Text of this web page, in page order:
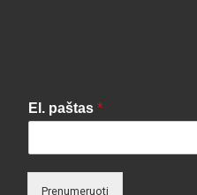
El. paštas *
Prenumeruoti